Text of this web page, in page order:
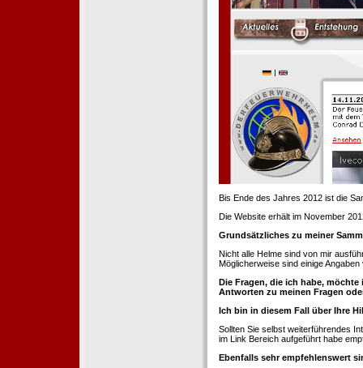
Bis Ende des Jahres 2012 ist die
Die Website erhält im November
Grundsätzliches zu meiner
Nicht alle Helme sind von mir
Möglicherweise sind einige
Die Fragen, die ich habe,
Antworten zu meinen Fragen
Ich bin in diesem Fall über Ihre
Sollten Sie selbst weiterführendes
im Link Bereich aufgeführt habe
Ebenfalls sehr empfehlenswert